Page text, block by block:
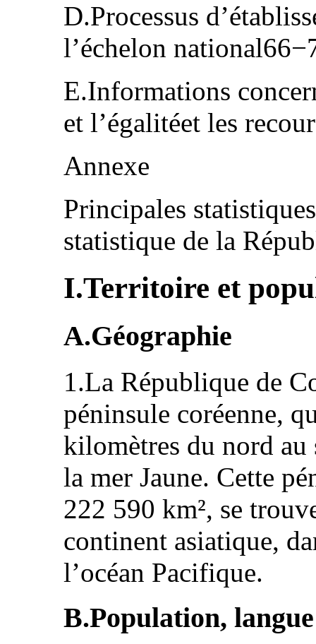
D.Processus
l’échelon
E.Informations
et l’égalitéet les
Annexe
Principales
statistique de la
I.Territoire et
A.Géographie
1.La République de
péninsule coréenne,
kilomètres du nord au
la mer Jaune. Cette
222 590 km², se
continent asiatique,
l’océan Pacifique.
B.Population,